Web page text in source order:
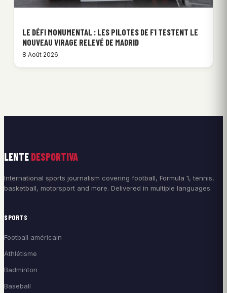
LE DÉFI MONUMENTAL : LES PILOTES DE F1 TESTENT LE
NOUVEAU VIRAGE RELEVÉ DE MADRID
8 Août 2026
LENTE DESPORTIVA
International sports journalism covering football, Formula 1, tennis,
basketball, motorsport and more. Delivered in multiple languages.
SPORTS
Football américain
Athlétisme
Badminton
Baseball